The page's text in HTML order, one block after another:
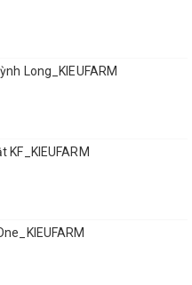
hình;
chắn, căng nhẵn, tăng độ bền
thay thế khi xảy ra sự cố.
Ty TNHH Kieufarm. Các sản
màng…Chúng tôi đều bán lẻ và
Zalo 0975 276 633 để được
Long_KIEUFARM